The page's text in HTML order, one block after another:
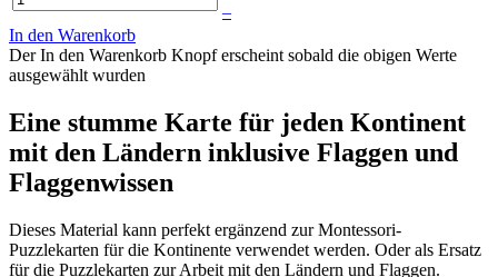
–
In den Warenkorb
Der In den Warenkorb Knopf erscheint sobald die obigen Werte
ausgewählt wurden
Eine stumme Karte für jeden Kontinent
mit den Ländern inklusive Flaggen und
Flaggenwissen
Dieses Material kann perfekt ergänzend zur Montessori-
Puzzlekarten für die Kontinente verwendet werden. Oder als Ersatz
für die Puzzlekarten zur Arbeit mit den Ländern und Flaggen.